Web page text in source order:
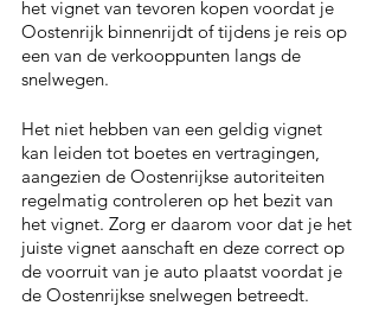
het vignet van tevoren kopen voordat je
Oostenrijk binnenrijdt of tijdens je reis op
een van de verkooppunten langs de
snelwegen.
Het niet hebben van een geldig vignet
kan leiden tot boetes en vertragingen,
aangezien de Oostenrijkse autoriteiten
regelmatig controleren op het bezit van
het vignet. Zorg er daarom voor dat je het
juiste vignet aanschaft en deze correct op
de voorruit van je auto plaatst voordat je
de Oostenrijkse snelwegen betreedt.